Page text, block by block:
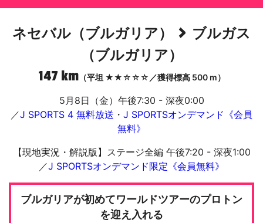
ネセバル（ブルガリア） > ブルガス
（ブルガリア）
147 km（平坦 ★★☆☆☆／獲得標高 500 m）
5月8日（金）午後7:30 - 深夜0:00
／J SPORTS 4 無料放送 ・ J SPORTSオンデマンド《会員
無料》
【現地実況・解説版】ステージ全編 午後7:20 - 深夜1:00
／J SPORTSオンデマンド限定《会員無料》
ブルガリアが初めてワールドツアーのプロトン
を迎え入れる